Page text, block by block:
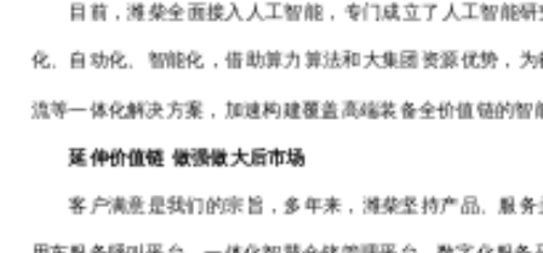
目前，潍柴全面接入人工智能，专门成立了人工智能
化、自动化、智能化，借助算力算法和大集团资源优势，
流等一体化解决方案，加速构建覆盖高端装备全价值链的智
延伸价值链 做强做大后市场
客户满意是我们的宗旨，多年来，潍柴坚持产品、服